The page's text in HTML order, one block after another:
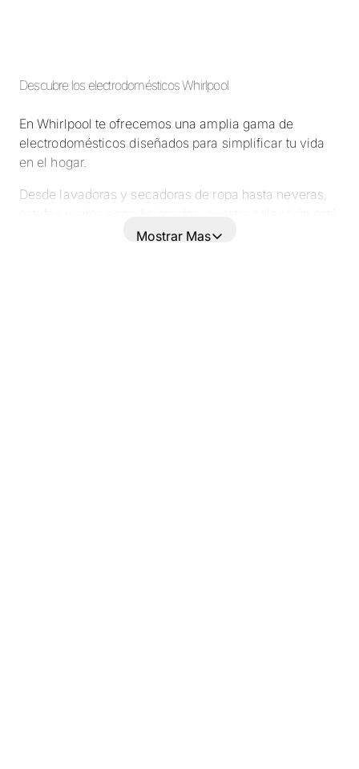
Descubre los electrodomésticos Whirlpool
En Whirlpool te ofrecemos una amplia gama de
electrodomésticos diseñados para simplificar tu vida
en el hogar.
Desde lavadoras y secadoras de ropa hasta neveras,
diseñada pensando en tu comodidad y eficiencia.
Mostrar Mas